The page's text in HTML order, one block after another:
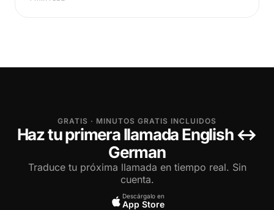
GRATIS · MINUTOS GRATIS INCLUIDOS
Haz tu primera llamada English ↔
German
Traduce tu próxima llamada en tiempo real. Sin
cuenta.
Descárgalo en
App Store